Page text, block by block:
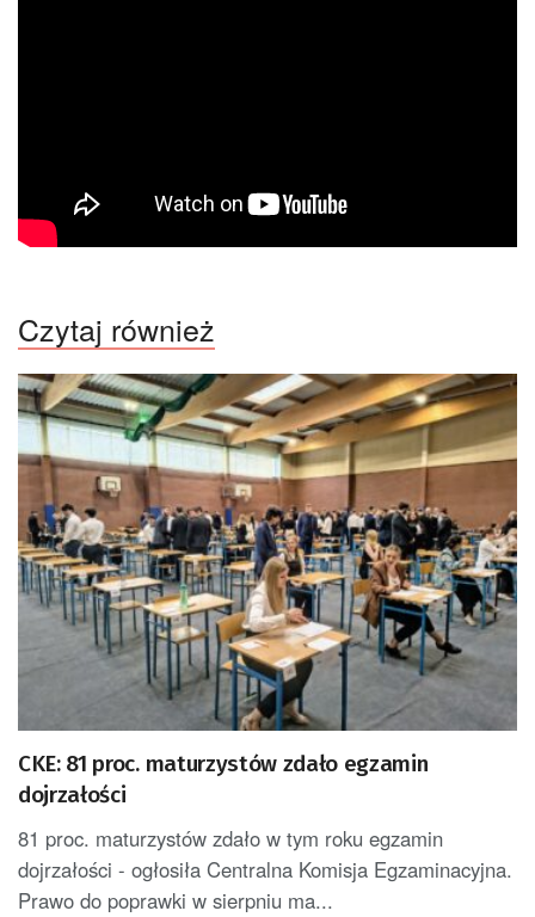
Czytaj również
CKE: 81 proc. maturzystów zdało egzamin
dojrzałości
81 proc. maturzystów zdało w tym roku egzamin
dojrzałości - ogłosiła Centralna Komisja Egzaminacyjna.
Prawo do poprawki w sierpniu ma...